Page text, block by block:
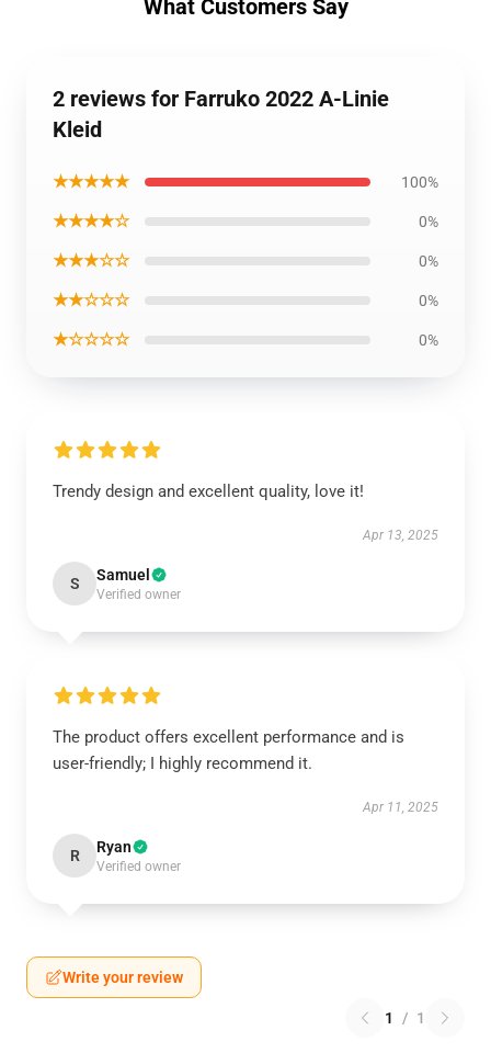
What Customers Say
2 reviews for Farruko 2022 A-Linie
Kleid
★★★★★ 100%
★★★★☆ 0%
★★★☆☆ 0%
★★☆☆☆ 0%
★☆☆☆☆ 0%
Trendy design and excellent quality, love it!
Apr 13, 2025
S Samuel
Verified owner
The product offers excellent performance and is
user-friendly; I highly recommend it.
Apr 11, 2025
R Ryan
Verified owner
Write your review
1 / 1